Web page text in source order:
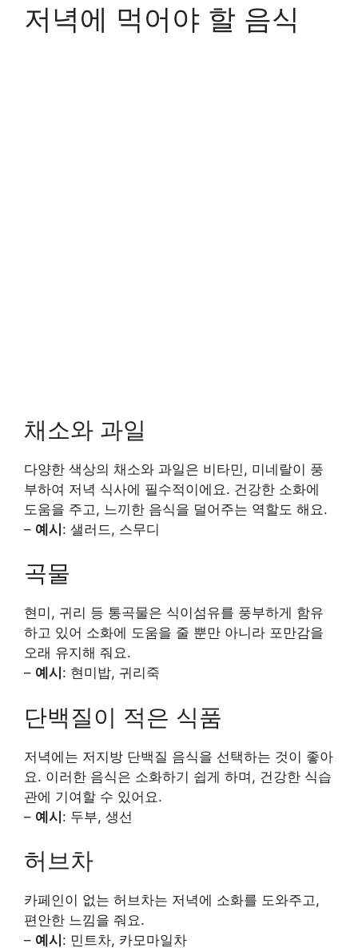
저녁에 먹어야 할 음식
채소와 과일
다양한 색상의 채소와 과일은 비타민, 미네랄이 풍
부하여 저녁 식사에 필수적이에요. 건강한 소화에
도움을 주고, 느끼한 음식을 덜어주는 역할도 해요.
– 예시: 샐러드, 스무디
곡물
현미, 귀리 등 통곡물은 식이섬유를 풍부하게 함유
하고 있어 소화에 도움을 줄 뿐만 아니라 포만감을
오래 유지해 줘요.
– 예시 : 현미밥, 귀리죽
단백질이 적은 식품
저녁에는 저지방 단백질 음식을 선택하는 것이 좋아
요. 이러한 음식은 소화하기 쉽게 하며, 건강한 식습
관에 기여할 수 있어요.
– 예시: 두부, 생선
허브차
카페인이 없는 허브차는 저녁에 소화를 도와주고,
편안한 느낌을 줘요.
– 예시 : 민트차, 카모마일차